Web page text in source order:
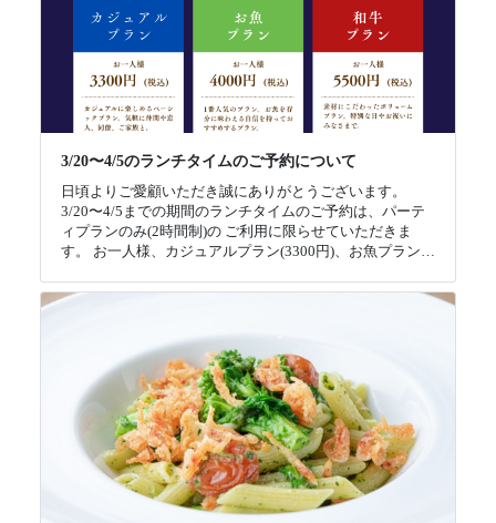
3/20〜4/5のランチタイムのご予約について
日頃よりご愛顧いただき誠にありがとうございます。
3/20〜4/5までの期間のランチタイムのご予約は、パーテ
ィプランのみ(2時間制)の ご利用に限らせていただきま
す。 お一人様、カジュアルプラン(3300円)、お魚プラン…